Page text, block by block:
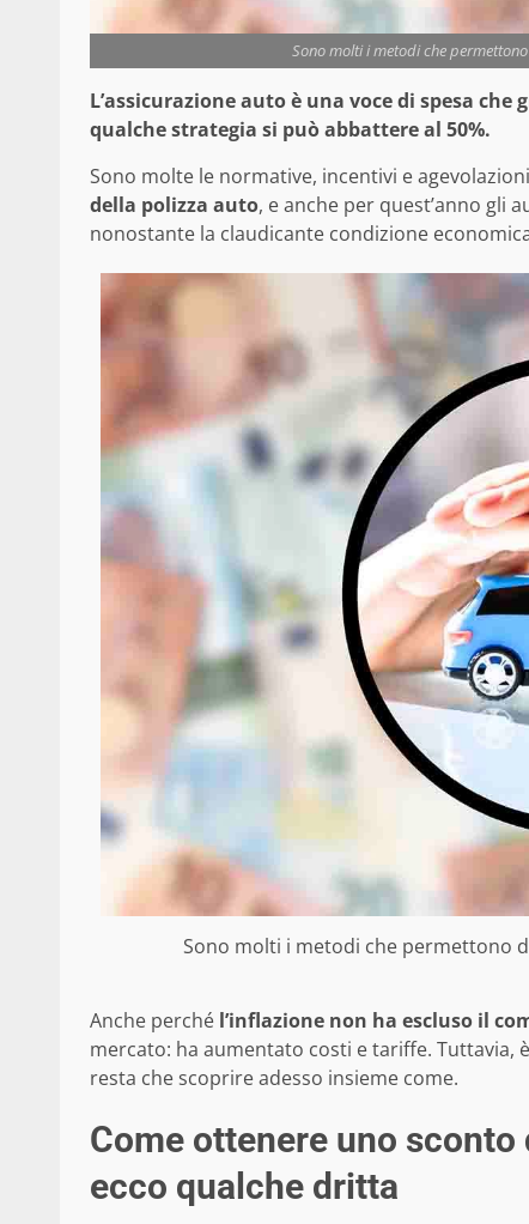
Sono molti i metodi che
L’assicurazione auto è una voce di spesa
qualche strategia si può abbattere al 50%.
Sono molte le normative, incentivi e
della polizza auto, e anche per quest’anno gli
nonostante la claudicante condizione
Sono molti i metodi che permettono
Anche perché l’inflazione non ha escluso il
mercato: ha aumentato costi e tariffe. Tuttavia,
resta che scoprire adesso insieme come.
Come ottenere uno sconto
ecco qualche dritta